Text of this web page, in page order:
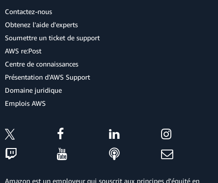
Contactez-nous
Obtenez l'aide d'experts
Soumettre un ticket de support
AWS re:Post
Centre de connaissances
Présentation d'AWS Support
Domaine juridique
Emplois AWS
Amazon est un employeur qui souscrit aux principes d'équité en